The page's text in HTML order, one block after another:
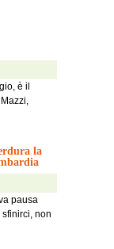
è il
la
pausa
non